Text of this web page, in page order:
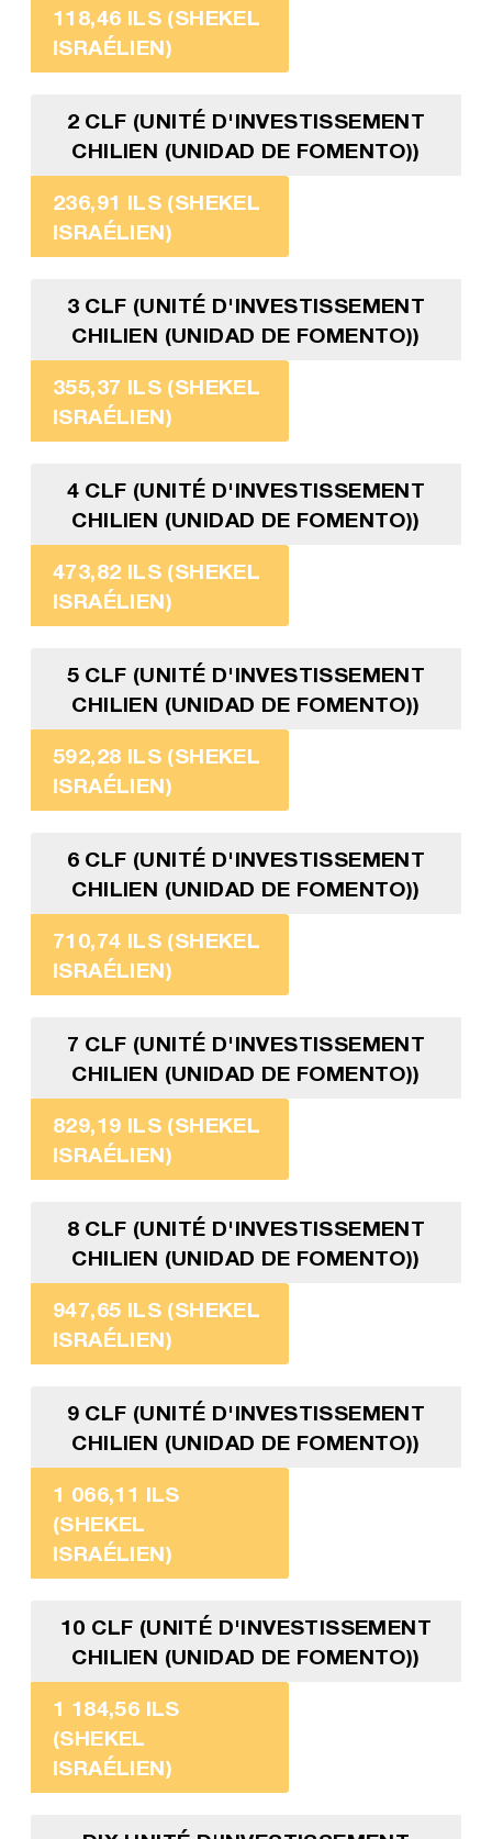
118,46 ILS (SHEKEL
ISRAÉLIEN)
2 CLF (UNITÉ D'INVESTISSEMENT
CHILIEN (UNIDAD DE FOMENTO))
236,91 ILS (SHEKEL
ISRAÉLIEN)
3 CLF (UNITÉ D'INVESTISSEMENT
CHILIEN (UNIDAD DE FOMENTO))
355,37 ILS (SHEKEL
ISRAÉLIEN)
4 CLF (UNITÉ D'INVESTISSEMENT
CHILIEN (UNIDAD DE FOMENTO))
473,82 ILS (SHEKEL
ISRAÉLIEN)
5 CLF (UNITÉ D'INVESTISSEMENT
CHILIEN (UNIDAD DE FOMENTO))
592,28 ILS (SHEKEL
ISRAÉLIEN)
6 CLF (UNITÉ D'INVESTISSEMENT
CHILIEN (UNIDAD DE FOMENTO))
710,74 ILS (SHEKEL
ISRAÉLIEN)
7 CLF (UNITÉ D'INVESTISSEMENT
CHILIEN (UNIDAD DE FOMENTO))
829,19 ILS (SHEKEL
ISRAÉLIEN)
8 CLF (UNITÉ D'INVESTISSEMENT
CHILIEN (UNIDAD DE FOMENTO))
947,65 ILS (SHEKEL
ISRAÉLIEN)
9 CLF (UNITÉ D'INVESTISSEMENT
CHILIEN (UNIDAD DE FOMENTO))
1 066,11 ILS
(SHEKEL
ISRAÉLIEN)
10 CLF (UNITÉ D'INVESTISSEMENT
CHILIEN (UNIDAD DE FOMENTO))
1 184,56 ILS
(SHEKEL
ISRAÉLIEN)